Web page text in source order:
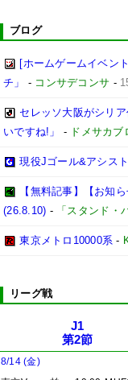
ブログ
[ホームゲームイベン
チ」
- コンサデコンサ -
セレッソ大阪がシリ
いですね!」
- ドメサカブ
現役Jゴール&アシスト
【無料記事】【お知
(26.8.10) - 「スタンド・
東京メトロ10000系 -
リーグ戦
J1
第2節
8/14 (金)